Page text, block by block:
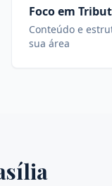
Foco em
Conteúdo e
sua área